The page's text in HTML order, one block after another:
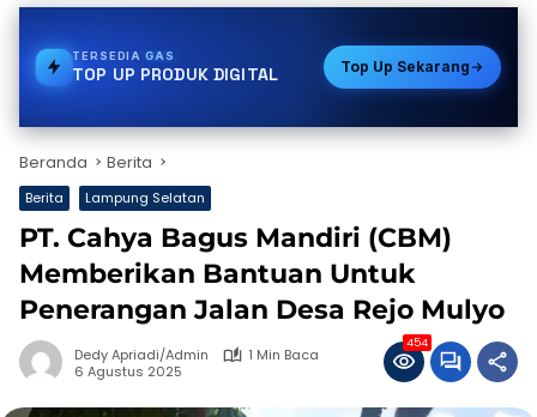
TERSEDIABPJS
TOP UP PRODUK DIGITAL Top Up Sekarang
Beranda Berita
Berita Lampung Selatan
PT. Cahya Bagus Mandiri (CBM)
Memberikan Bantuan Untuk
Penerangan Jalan Desa Rejo Mulyo
Dedy Apriadi/Admin
1 Min Baca
6 Agustus 2025
454